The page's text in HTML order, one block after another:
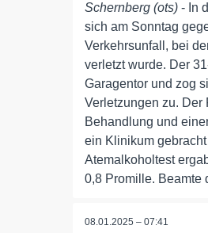
Schernberg (ots) - In
sich am Sonntag
Verkehrsunfall, bei
verletzt wurde. Der
Garagentor und zog
Verletzungen zu. Der
Behandlung und
ein Klinikum
Atemalkoholtest
0,8 Promille. Beamte
08.01.2025 – 07:41